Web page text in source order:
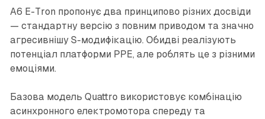
A6 E-Tron пропонує два принципово різних досвіди
— стандартну версію з повним приводом та значно
агресивнішу S-модифікацію. Обидві реалізують
потенціал платформи PPE, але роблять це з різними
емоціями.
Базова модель Quattro використовує комбінацію
асинхронного електромотора спереду та